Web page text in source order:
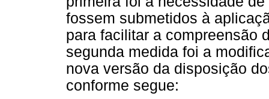
fossem submetidos à
para facilitar a compreensão
segunda medida foi a
nova versão da disposição
conforme segue: